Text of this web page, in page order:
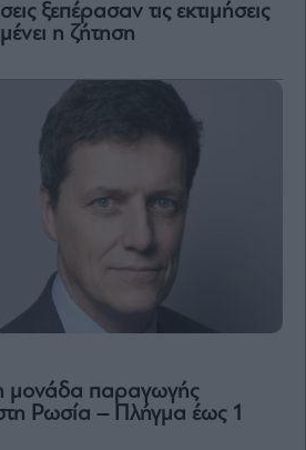
ξεπέρασαν τις εκτιμήσεις
η ζήτηση
μονάδα παραγωγής
Ρωσία – Πλήγμα έως 1